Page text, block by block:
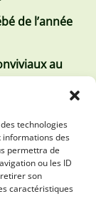
technologies
informations des
permettra de
ou les ID
son
caractéristiques
de l’année
au